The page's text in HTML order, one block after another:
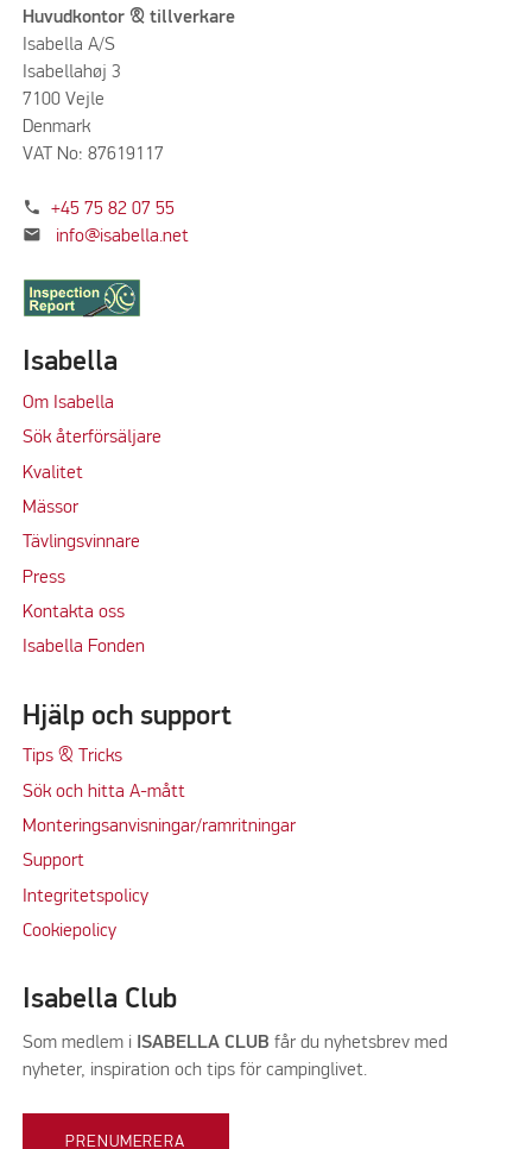
Huvudkontor & tillverkare
Isabella A/S
Isabellahøj 3
7100 Vejle
Denmark
VAT No: 87619117
phone +45 75 82 07 55
mail info@isabella.net
Isabella
Om Isabella
Sök återförsäljare
Kvalitet
Mässor
Tävlingsvinnare
Press
Kontakta oss
Isabella Fonden
Hjälp och support
Tips & Tricks
Sök och hitta A-mått
Monteringsanvisningar/ramritningar
Support
Integritetspolicy
Cookiepolicy
Isabella Club
Som medlem i ISABELLA CLUB får du nyhetsbrev med
nyheter, inspiration och tips för campinglivet.
PRENUMERERA